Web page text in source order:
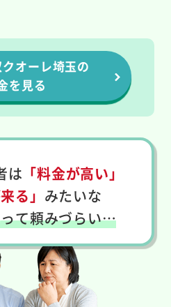
オーレ埼玉の
を見る
は 「料金が高い」
る」 みたいな
て頼みづらい…